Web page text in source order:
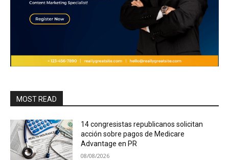
MOST READ
14 congresistas republicanos solicitan
acción sobre pagos de Medicare
Advantage en PR
08/08/2026